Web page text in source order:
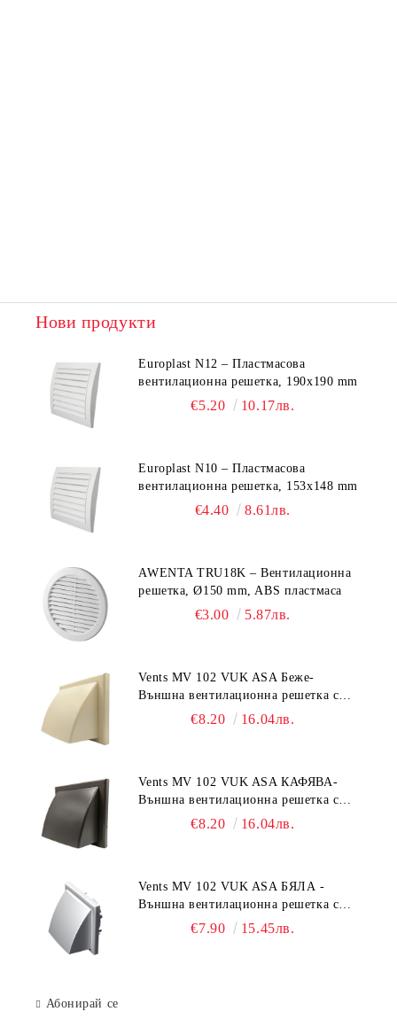
Нови продукти
Europlast N12 – Пластмасова
вентилационна решетка, 190x190 mm
€5.20 10.17лв.
Europlast N10 – Пластмасова
вентилационна решетка, 153x148 mm
€4.40 8.61лв.
AWENTA TRU18K – Вентилационна
решетка, Ø150 mm, ABS пластмаса
€3.00 5.87лв.
Vents MV 102 VUK ASA Беже-
Външна вентилационна решетка с
гравитачна клапа Ø 100, Ø 125,
€8.20 16.04лв.
Vents MV 102 VUK ASA КАФЯВА-
Външна вентилационна решетка с
гравитачна клапа Ø 100, Ø 125,
€8.20 16.04лв.
Vents MV 102 VUK ASA БЯЛА -
Външна вентилационна решетка с
гравитачна клапа Ø 100, Ø 125,
€7.90 15.45лв.
Абонирай се